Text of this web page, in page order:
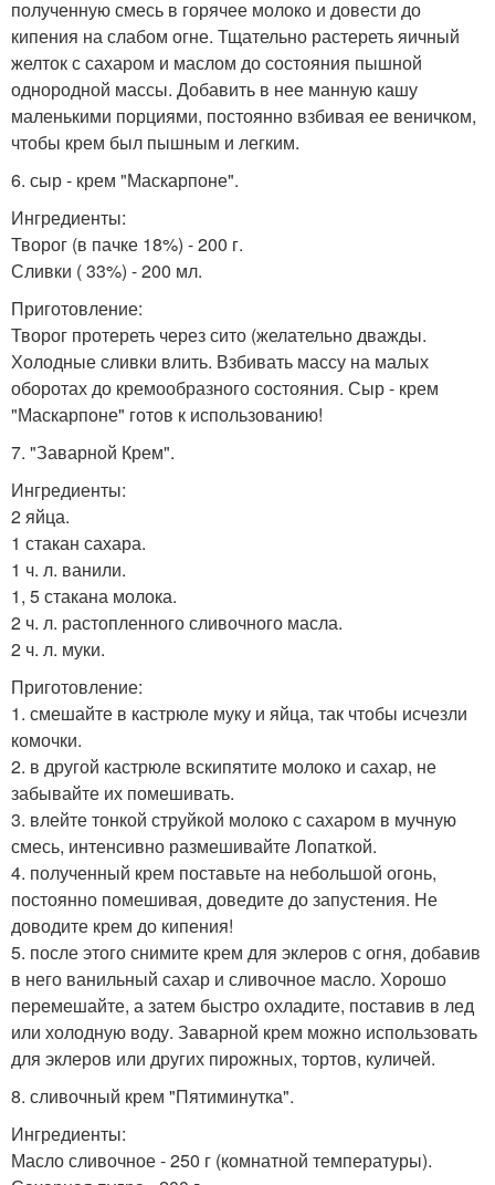
полученную смесь в горячее молоко и довести до
кипения на слабом огне. Тщательно растереть яичный
желток с сахаром и маслом до состояния пышной
однородной массы. Добавить в нее манную кашу
маленькими порциями, постоянно взбивая ее веничком,
чтобы крем был пышным и легким.
6. сыр - крем "Маскарпоне".
Ингредиенты:
Творог (в пачке 18%) - 200 г.
Сливки ( 33%) - 200 мл.
Приготовление:
Творог протереть через сито (желательно дважды.
Холодные сливки влить. Взбивать массу на малых
оборотах до кремообразного состояния. Сыр - крем
"Маскарпоне" готов к использованию!
7. "Заварной Крем".
Ингредиенты:
2 яйца.
1 стакан сахара.
1 ч. л. ванили.
1, 5 стакана молока.
2 ч. л. растопленного сливочного масла.
2 ч. л. муки.
Приготовление:
1. смешайте в кастрюле муку и яйца, так чтобы исчезли
комочки.
2. в другой кастрюле вскипятите молоко и сахар, не
забывайте их помешивать.
3. влейте тонкой струйкой молоко с сахаром в мучную
смесь, интенсивно размешивайте Лопаткой.
4. полученный крем поставьте на небольшой огонь,
постоянно помешивая, доведите до запустения. Не
доводите крем до кипения!
5. после этого снимите крем для эклеров с огня, добавив
в него ванильный сахар и сливочное масло. Хорошо
перемешайте, а затем быстро охладите, поставив в лед
или холодную воду. Заварной крем можно использовать
для эклеров или других пирожных, тортов, куличей.
8. сливочный крем "Пятиминутка".
Ингредиенты:
Масло сливочное - 250 г (комнатной температуры).